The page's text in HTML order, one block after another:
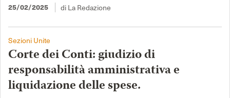
25/02/2025 di La Redazione
Sezioni Unite
Corte dei Conti: giudizio di
responsabilità amministrativa e
liquidazione delle spese.